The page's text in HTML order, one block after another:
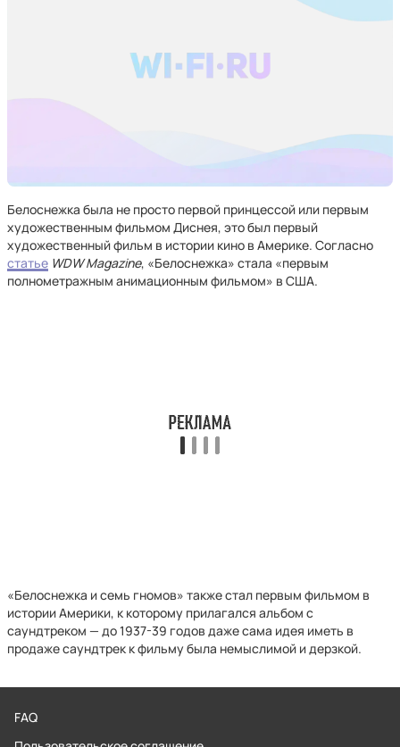
Белоснежка была не просто первой принцессой или первым
художественным фильмом Диснея, это был первый
художественный фильм в истории кино в Америке. Согласно
статье WDW Magazine, «Белоснежка» стала «первым
полнометражным анимационным фильмом» в США.
«Белоснежка и семь гномов» также стал первым фильмом в
истории Америки, к которому прилагался альбом с
саундтреком — до 1937-39 годов даже сама идея иметь в
продаже саундтрек к фильму была немыслимой и дерзкой.
FAQ